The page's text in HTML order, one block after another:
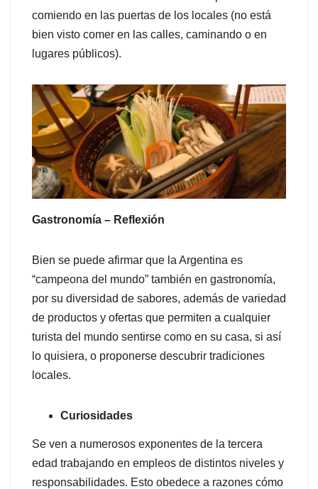
comiendo en las puertas de los locales (no está
bien visto comer en las calles, caminando o en
lugares públicos).
Gastronomía – Reflexión
Bien se puede afirmar que la Argentina es
“campeona del mundo” también en gastronomía,
por su diversidad de sabores, además de variedad
de productos y ofertas que permiten a cualquier
turista del mundo sentirse como en su casa, si así
lo quisiera, o proponerse descubrir tradiciones
locales.
Curiosidades
Se ven a numerosos exponentes de la tercera
edad trabajando en empleos de distintos niveles y
responsabilidades. Esto obedece a razones cómo